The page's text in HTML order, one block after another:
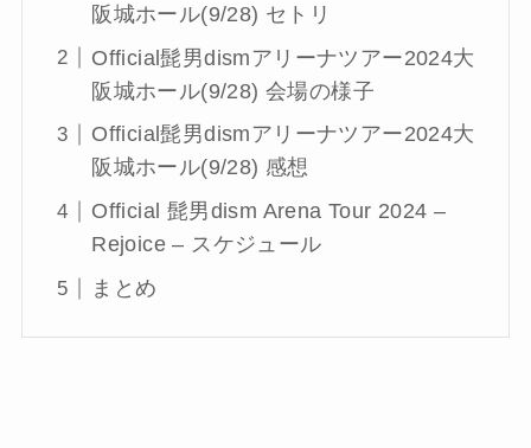
阪城ホール(9/28) セトリ
Official髭男dismアリーナツアー2024大
阪城ホール(9/28) 会場の様子
Official髭男dismアリーナツアー2024大
阪城ホール(9/28) 感想
Official 髭男dism Arena Tour 2024 –
Rejoice – スケジュール
まとめ